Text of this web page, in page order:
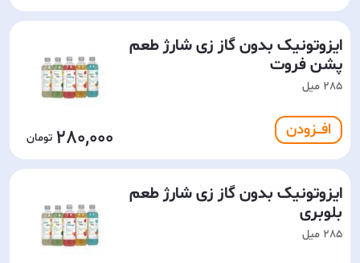
ایزوتونیک بدون گاز زی شارژ طعم
پشن فروت
285 میل
افـــزودن 280,000
ایزوتونیک بدون گاز زی شارژ طعم
بلوبری
285 میل